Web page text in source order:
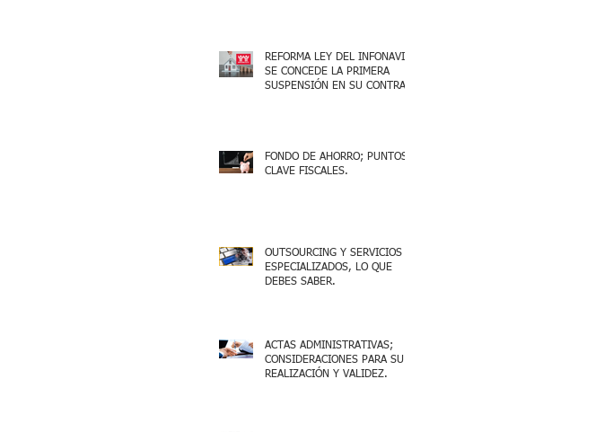
REFORMA LEY DEL INFONAVIT:
SE CONCEDE LA PRIMERA
SUSPENSIÓN EN SU CONTRA
FONDO DE AHORRO; PUNTOS
CLAVE FISCALES.
OUTSOURCING Y SERVICIOS
ESPECIALIZADOS, LO QUE
DEBES SABER.
ACTAS ADMINISTRATIVAS;
CONSIDERACIONES PARA SU
REALIZACIÓN Y VALIDEZ.